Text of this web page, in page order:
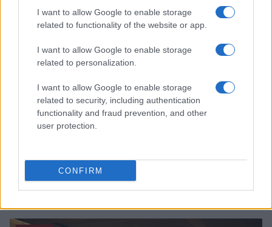
I want to allow Google to enable storage
related to functionality of the website or app.
I want to allow Google to enable storage
related to personalization.
I want to allow Google to enable storage
related to security, including authentication
functionality and fraud prevention, and other
user protection.
CONFIRM
TENNIS
Masters 1000 canadese: Shelton supera Brooksby e
avanza al terzo turno